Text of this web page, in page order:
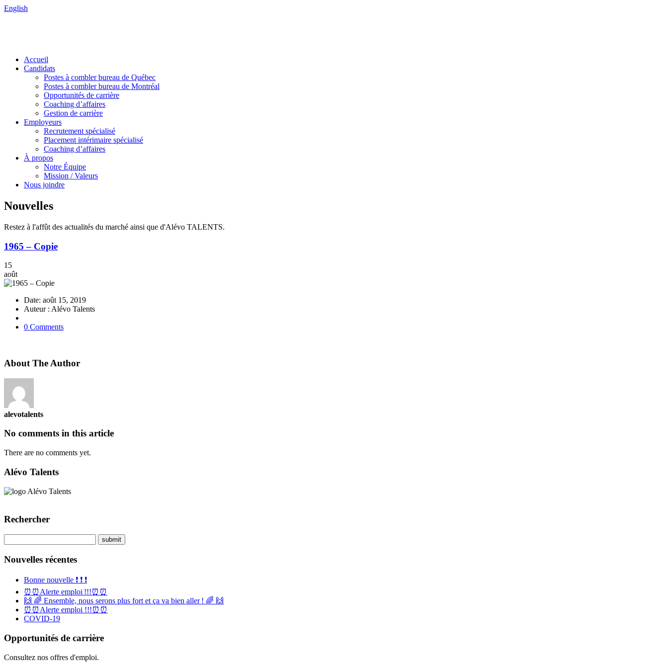
English
Accueil
Candidats
Postes à combler bureau de Québec
Postes à combler bureau de Montréal
Opportunités de carrière
Coaching d’affaires
Gestion de carrière
Employeurs
Recrutement spécialisé
Placement intérimaire spécialisé
Coaching d’affaires
À propos
Notre Équipe
Mission / Valeurs
Nous joindre
Nouvelles
Restez à l'affût des actualités du marché ainsi que d'Alévo TALENTS.
1965 – Copie
15
août
Date: août 15, 2019
Auteur : Alévo Talents
0 Comments
About The Author
alevotalents
No comments in this article
There are no comments yet.
Alévo Talents
Rechercher
Nouvelles récentes
Bonne nouvelle ❗️ ❗️ ❗️
⏰⏰Alerte emploi !!!⏰⏰
🙌 🌈 Ensemble, nous serons plus fort et ça va bien aller ! 🌈 🙌
⏰⏰Alerte emploi !!!⏰⏰
COVID-19
Opportunités de carrière
Consultez nos offres d'emploi.